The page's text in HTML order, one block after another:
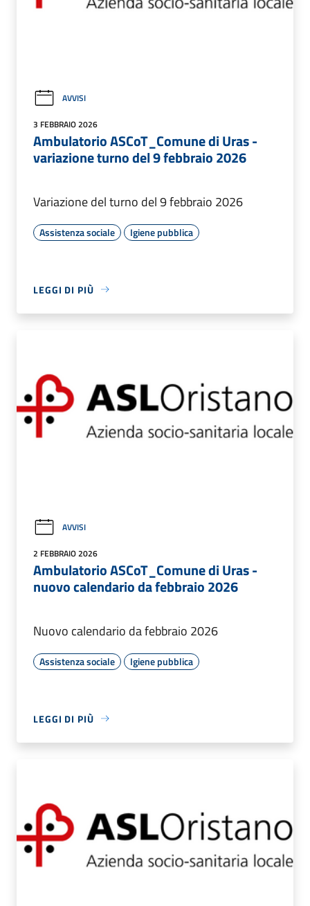
AVVISI
3 FEBBRAIO 2026
Ambulatorio ASCoT_Comune di Uras -
variazione turno del 9 febbraio 2026
Variazione del turno del 9 febbraio 2026
Assistenza sociale Igiene pubblica
LEGGI DI PIÙ
AVVISI
2 FEBBRAIO 2026
Ambulatorio ASCoT_Comune di Uras -
nuovo calendario da febbraio 2026
Nuovo calendario da febbraio 2026
Assistenza sociale Igiene pubblica
LEGGI DI PIÙ